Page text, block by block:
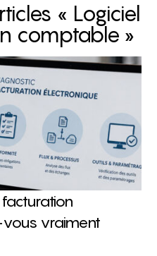
« Logiciel
comptable »
vous vraiment